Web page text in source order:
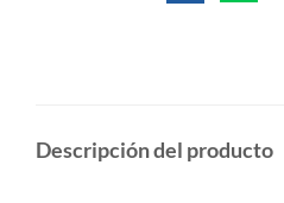
Descripción del producto